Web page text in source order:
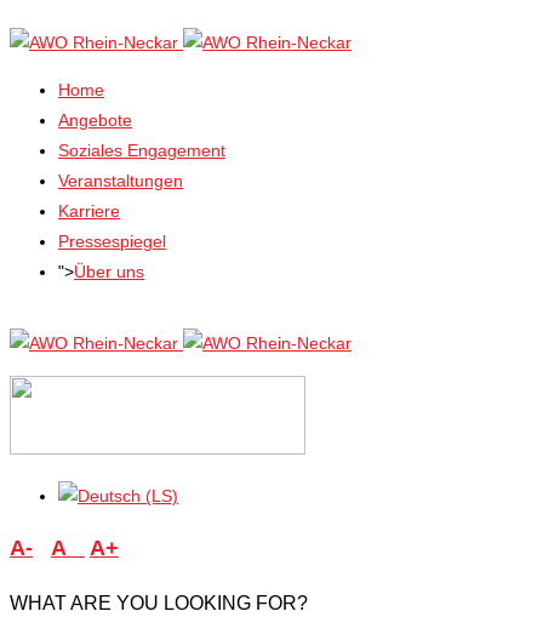
Home
Angebote
Soziales Engagement
Veranstaltungen
Karriere
Pressespiegel
">Über uns
A- A A+
WHAT ARE YOU LOOKING FOR?